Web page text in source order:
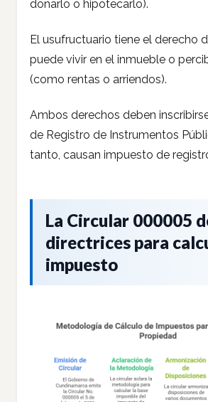
donarlo o hipotecarlo).
El usufructuario tiene el derecho
puede vivir en el inmueble o
(como rentas o arriendos).
Ambos derechos deben
de Registro de Instrumentos
tanto, causan impuesto de
La Circular 000005
directrices para
impuesto